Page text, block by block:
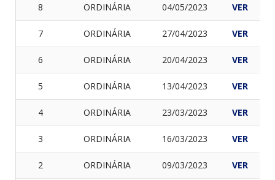
8 ORDINÁRIA 04/05/2023 VER
7 ORDINÁRIA 27/04/2023 VER
6 ORDINÁRIA 20/04/2023 VER
5 ORDINÁRIA 13/04/2023 VER
4 ORDINÁRIA 23/03/2023 VER
3 ORDINÁRIA 16/03/2023 VER
2 ORDINÁRIA 09/03/2023 VER